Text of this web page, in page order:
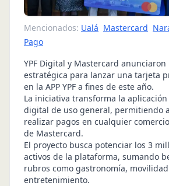
Mencionados: Ualá Mastercard
Pago
YPF Digital y Mastercard anunciaron
estratégica para lanzar una tarjeta
en la APP YPF a fines de este año.
La iniciativa transforma la
digital de uso general, permitiendo
realizar pagos en cualquier
de Mastercard.
El proyecto busca potenciar los 3
activos de la plataforma, sumando
rubros como gastronomía,
entretenimiento.